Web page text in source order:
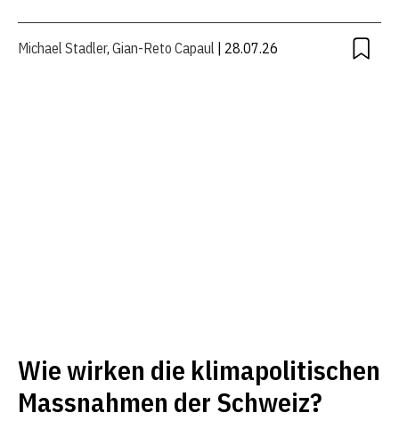
Michael Stadler, Gian-Reto Capaul | 28.07.26
Wie wirken die klimapolitischen
Massnahmen der Schweiz?